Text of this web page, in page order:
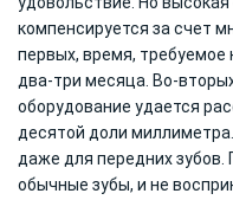
компенсируется за счет
первых, время, требуемое
два-три месяца. Во-
оборудование удается
десятой доли
даже для передних зубов.
обычные зубы, и не